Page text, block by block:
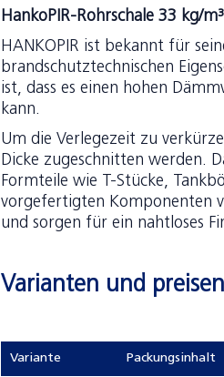
HankoPIR-Rohrschale 33 kg/
HANKOPIR ist bekannt für
brandschutztechnischen
ist, dass es einen hohen
kann.
Um die Verlegezeit zu
Dicke zugeschnitten werden.
Formteile wie T-Stücke,
vorgefertigten Komponenten
und sorgen für ein nahtloses
Varianten und preisen
Variante Packungsinhalt